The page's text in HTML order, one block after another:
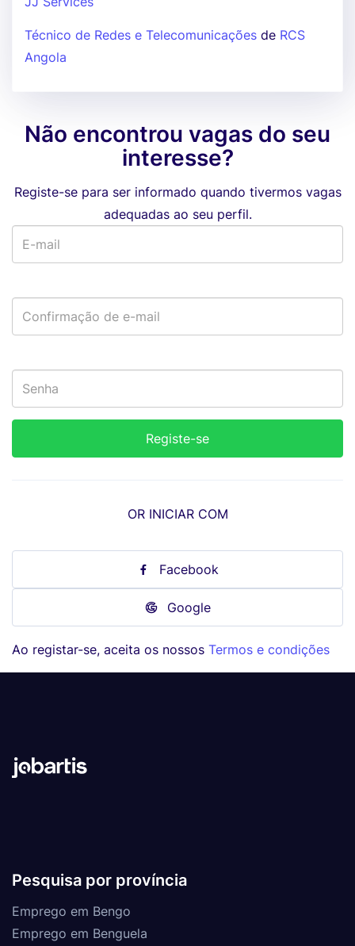
Técnico de Redes e Telecomunicações de RCS
Angola
Não encontrou vagas do seu
interesse?
Registe-se para ser informado quando tivermos vagas
adequadas ao seu perfil.
OR INICIAR COM
Facebook
Google
Ao registar-se, aceita os nossos Termos e condições
Pesquisa por província
Emprego em Bengo
Emprego em Benguela